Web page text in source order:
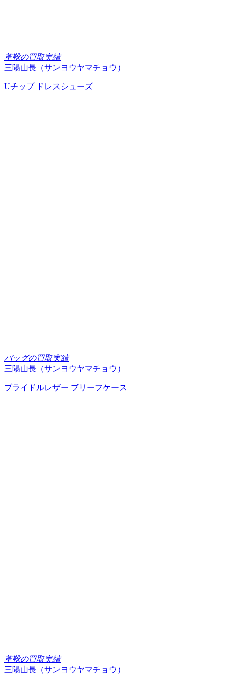
革靴の買取実績
三陽山長（サンヨウヤマチョウ）
Uチップ ドレスシューズ
バッグの買取実績
三陽山長（サンヨウヤマチョウ）
ブライドルレザー ブリーフケース
革靴の買取実績
三陽山長（サンヨウヤマチョウ）